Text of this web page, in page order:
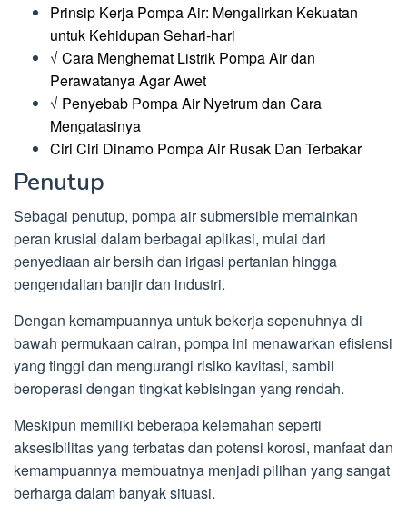
Prinsip Kerja Pompa Air: Mengalirkan Kekuatan
untuk Kehidupan Sehari-hari
√ Cara Menghemat Listrik Pompa Air dan
Perawatanya Agar Awet
√ Penyebab Pompa Air Nyetrum dan Cara
Mengatasinya
Ciri Ciri Dinamo Pompa Air Rusak Dan Terbakar
Penutup
Sebagai penutup, pompa air submersible memainkan
peran krusial dalam berbagai aplikasi, mulai dari
penyediaan air bersih dan irigasi pertanian hingga
pengendalian banjir dan industri.
Dengan kemampuannya untuk bekerja sepenuhnya di
bawah permukaan cairan, pompa ini menawarkan efisiensi
yang tinggi dan mengurangi risiko kavitasi, sambil
beroperasi dengan tingkat kebisingan yang rendah.
Meskipun memiliki beberapa kelemahan seperti
aksesibilitas yang terbatas dan potensi korosi, manfaat dan
kemampuannya membuatnya menjadi pilihan yang sangat
berharga dalam banyak situasi.